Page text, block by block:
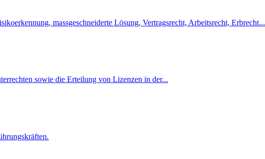
massgeschneiderte Lösung, Vertragsrecht, Arbeitsrecht, Erbrecht...
sowie die Erteilung von Lizenzen in der...